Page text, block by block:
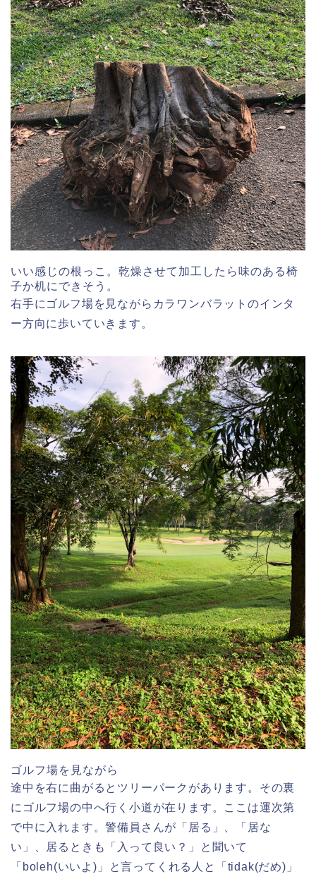
いい感じの根っこ。乾燥させて加工したら味のある椅
子か机にできそう。
右手にゴルフ場を見ながらカラワンバラットのインタ
ー方向に歩いていきます。
ゴルフ場を見ながら
途中を右に曲がるとツリーパークがあります。その裏
にゴルフ場の中へ行く小道が在ります。ここは運次第
で中に入れます。警備員さんが「居る」、「居な
い」、居るときも「入って良い？」と聞いて
「boleh(いいよ)」と言ってくれる人と「tidak(だめ)」